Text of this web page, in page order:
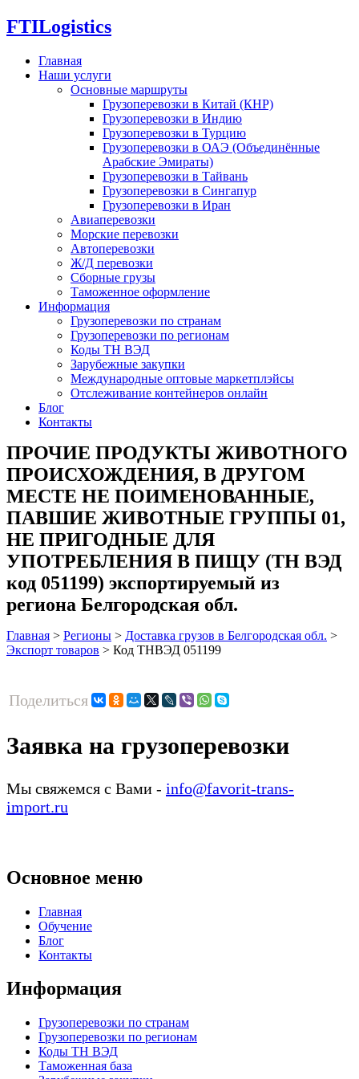
FTILogistics
Главная
Наши услуги
Основные маршруты
Грузоперевозки в Китай (КНР)
Грузоперевозки в Индию
Грузоперевозки в Турцию
Грузоперевозки в ОАЭ (Объединённые
Арабские Эмираты)
Грузоперевозки в Тайвань
Грузоперевозки в Сингапур
Грузоперевозки в Иран
Авиаперевозки
Морские перевозки
Автоперевозки
Ж/Д перевозки
Сборные грузы
Таможенное оформление
Информация
Грузоперевозки по странам
Грузоперевозки по регионам
Коды ТН ВЭД
Зарубежные закупки
Международные оптовые маркетплэйсы
Отслеживание контейнеров онлайн
Блог
Контакты
ПРОЧИЕ ПРОДУКТЫ ЖИВОТНОГО
ПРОИСХОЖДЕНИЯ, В ДРУГОМ
МЕСТЕ НЕ ПОИМЕНОВАННЫЕ,
ПАВШИЕ ЖИВОТНЫЕ ГРУППЫ 01,
НЕ ПРИГОДНЫЕ ДЛЯ
УПОТРЕБЛЕНИЯ В ПИЩУ (ТН ВЭД
код 051199) экспортируемый из
региона Белгородская обл.
Главная > Регионы > Доставка грузов в Белгородская обл. >
Экспорт товаров > Код ТНВЭД 051199
Поделиться
Заявка на грузоперевозки
Мы свяжемся с Вами - info@favorit-trans-
import.ru
Основное меню
Главная
Обучение
Блог
Контакты
Информация
Грузоперевозки по странам
Грузоперевозки по регионам
Коды ТН ВЭД
Таможенная база